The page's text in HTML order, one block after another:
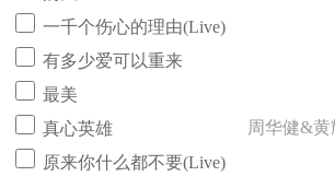
一千个伤心的理由(Live)
有多少爱可以重来
最美
真心英雄
周华健&
原来你什么都不要(Live)